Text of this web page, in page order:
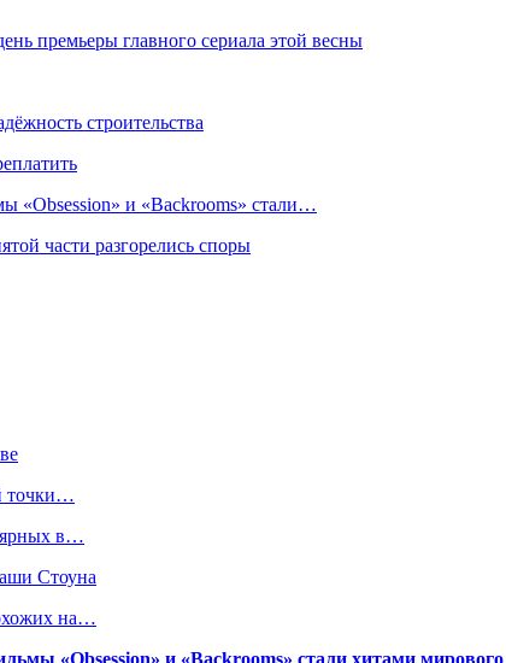
премьеры главного сериала этой весны
строительства
«Obsession» и «Backrooms» стали…
части разгорелись споры
точки…
в…
Стоуна
на…
«Obsession» и «Backrooms» стали хитами мирового